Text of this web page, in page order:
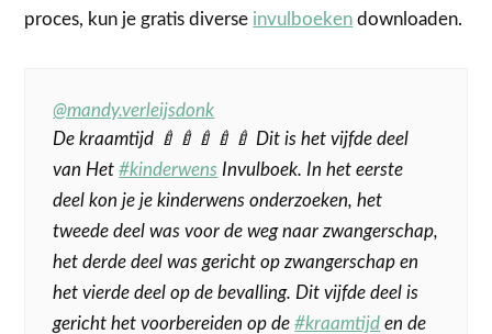
proces, kun je gratis diverse invulboeken downloaden.
@mandy.verleijsdonk
De kraamtijd 🍼🍼🍼🍼🍼 Dit is het vijfde deel
van Het#kinderwens Invulboek. In het eerste
deel kon je je kinderwens onderzoeken, het
tweede deel was voor de weg naar zwangerschap,
het derde deel was gericht op zwangerschap en
het vierde deel op de bevalling. Dit vijfde deel is
gericht het voorbereiden op de#kraamtijd en de